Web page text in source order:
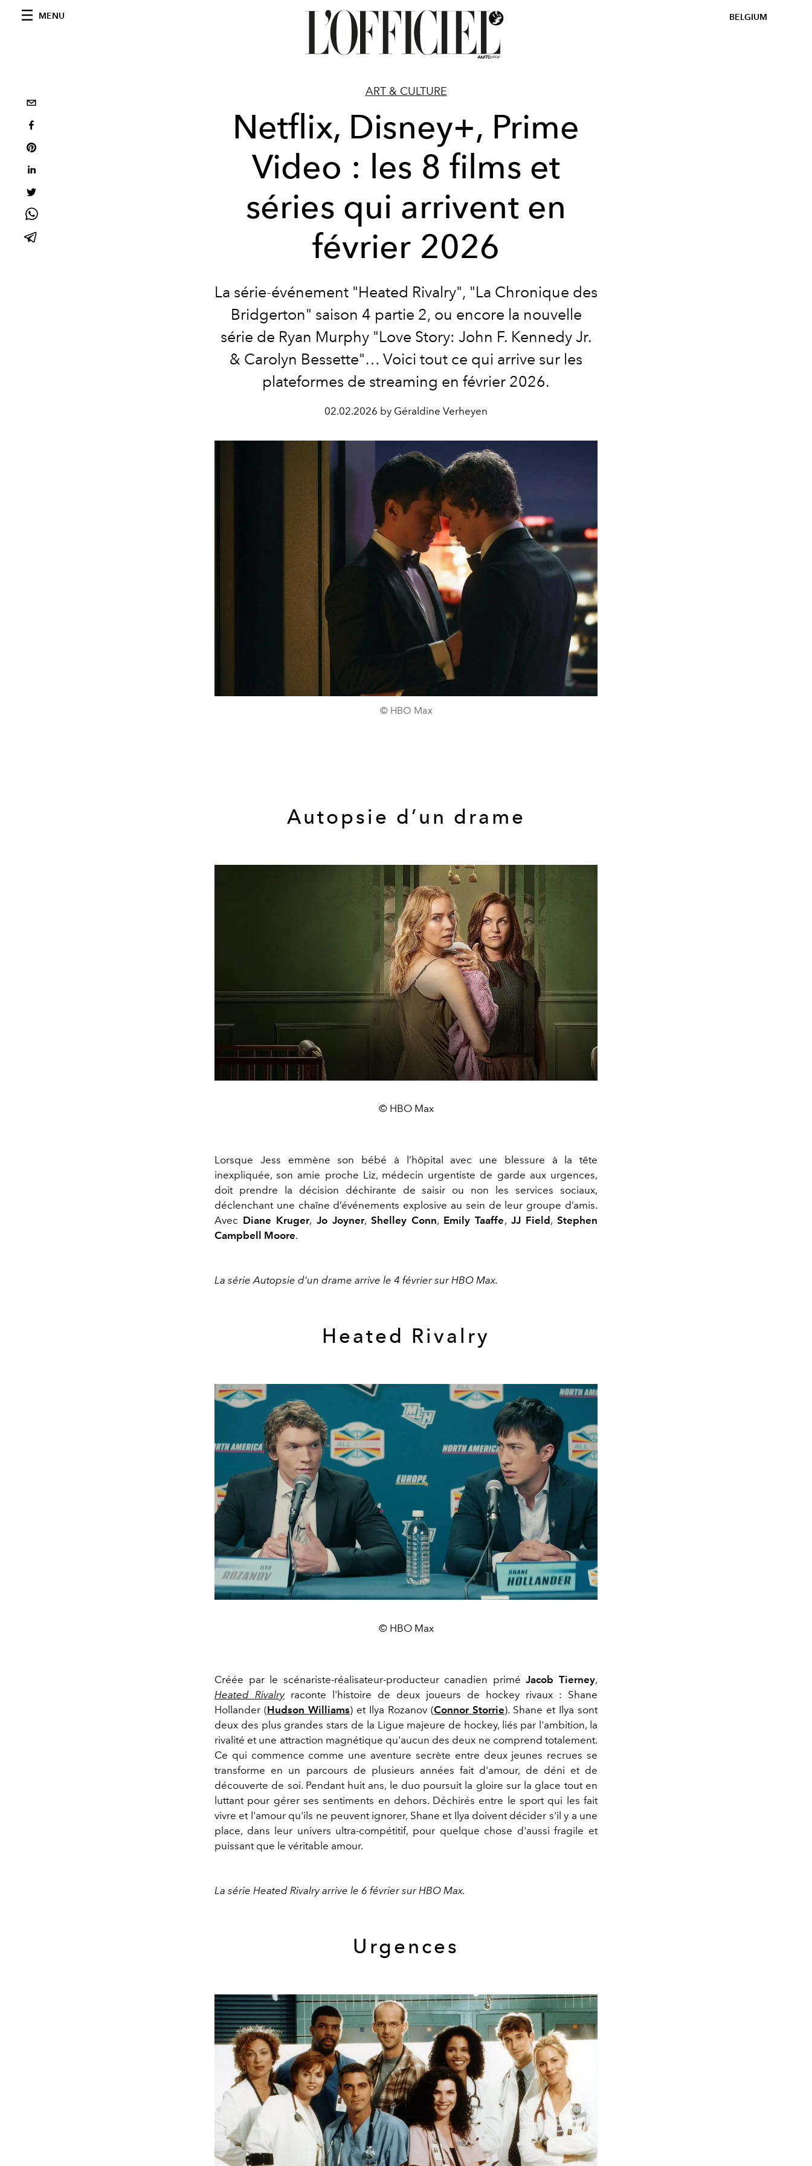
MENU BELGIUM
ART & CULTURE
Netflix, Disney+, Prime
Video : les 8 films et
séries qui arrivent en
février 2026
La série-événement "Heated Rivalry", "La Chronique des
Bridgerton" saison 4 partie 2, ou encore la nouvelle
série de Ryan Murphy "Love Story: John F. Kennedy Jr.
& Carolyn Bessette"… Voici tout ce qui arrive sur les
plateformes de streaming en février 2026.
02.02.2026 by Géraldine Verheyen
© HBO Max
Autopsie d’un drame
© HBO Max
Lorsque Jess emmène son bébé à l’hôpital avec une blessure à la tête
inexpliquée, son amie proche Liz, médecin urgentiste de garde aux urgences,
doit prendre la décision déchirante de saisir ou non les services sociaux,
déclenchant une chaîne d’événements explosive au sein de leur groupe d’amis.
Avec Diane Kruger, Jo Joyner, Shelley Conn, Emily Taaffe, JJ Field ,Stephen
Campbell Moore.
La série Autopsie d’un drame arrive le 4 février sur HBO Max.
Heated Rivalry
© HBO Max
Créée par le scénariste-réalisateur-producteur canadien priméJacob Tierney,
Heated Rivalryraconte l'histoire de deux joueurs de hockey rivaux : Shane
Hollander (Hudson Williams) et Ilya Rozanov (Connor Storrie). Shane et Ilya sont
deux des plus grandes stars de la Ligue majeure de hockey, liés par l'ambition, la
rivalité et une attraction magnétique qu'aucun des deux ne comprend totalement.
Ce qui commence comme une aventure secrète entre deux jeunes recrues se
transforme en un parcours de plusieurs années fait d'amour, de déni et de
découverte de soi. Pendant huit ans, le duo poursuit la gloire sur la glace tout en
luttant pour gérer ses sentiments en dehors. Déchirés entre le sport qui les fait
vivre et l'amour qu'ils ne peuvent ignorer, Shane et Ilya doivent décider s'il y a une
place, dans leur univers ultra-compétitif, pour quelque chose d'aussi fragile et
puissant que le véritable amour.
La série Heated Rivalry arrive le 6 février sur HBO Max.
Urgences